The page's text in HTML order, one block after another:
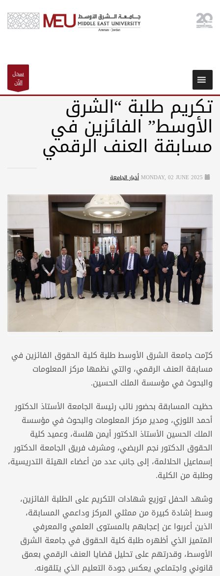
سجل
الآن
تكريم طلبة “الشرق
الأوسط” الفائزين في
مسابقة العنف الرقمي
MONDAY, 02 JUNE 2025أخبار الجامعة
كرّمت جامعة الشرق الأوسط طلبة كلية الحقوق الفائزين في
مسابقة العنف الرقمي، والتي نظمها مركز المعلومات
والبحوث في مؤسسة الملك الحسين.
حظيت المسابقة بحضور نائب رئيسة الجامعة الأستاذ الدكتور
أحمد اللوزي، ومدير مركز المعلومات والبحوث في مؤسسة
الملك الحسين الأستاذ الدكتور أيمن هلسة، وعميد كلية
الحقوق الدكتور نجم الربضي، ومشرف فريق الجامعة الدكتور
إسماعيل الحلالمة، إلى جانب عدد من أعضاء الهيئة التدريسية،
وطلبة من الكلية.
وشهد الحفل توزيع شهادات التكريم على الطلبة الفائزين،
وسط إشادة كبيرة من ممثلي المركز وداعمي المسابقة،
الذين أعربوا عن إعجابهم بالمستوى العلمي والمعرفي
المتميز الذي أظهره طلبة كلية الحقوق في جامعة الشرق
الأوسط، وقدرتهم على تحليل قضايا العنف الرقمي بعمق
قانوني واجتماعي يعكس جودة التعليم الذي يتلقونه.